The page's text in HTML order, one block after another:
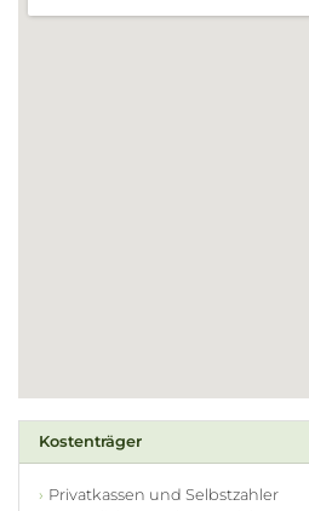
Kostenträger
Privatkassen und Selbstzahler